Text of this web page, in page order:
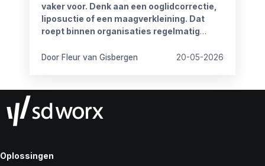
vaker voor. Denk aan een ooglidcorrectie,
liposuctie of een maagverkleining. Dat
roept binnen organisaties regelmatig
Door Fleur van Gisbergen 20-05-2026
Oplossingen